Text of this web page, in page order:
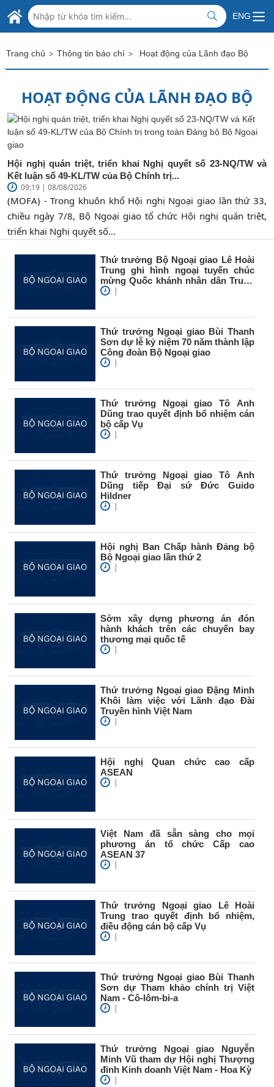
Skip to Main Content
BỘ NGOẠI GIAO VIỆT NAM
MINISTRY OF FOREIGN AFFAIRS
ENG
Trang chủ > Thông tin báo chí > Hoạt động của Lãnh đạo Bộ
HOẠT ĐỘNG CỦA LÃNH ĐẠO BỘ
Hội nghị quán triệt, triển khai Nghị quyết số 23-NQ/TW và
Kết luận số 49-KL/TW của Bộ Chính trị...
09:19 | 08/08/2026
(MOFA) - Trong khuôn khổ Hội nghị Ngoại giao lần thứ 33,
chiều ngày 7/8, Bộ Ngoại giao tổ chức Hội nghị quán triệt,
triển khai Nghị quyết số...
Thứ trưởng Bộ Ngoại giao Lê Hoài
Trung ghi hình ngoại tuyến chúc
mừng Quốc khánh nhân dân Trung
Quốc
|
Thứ trưởng Ngoại giao Bùi Thanh
Sơn dự lễ kỷ niệm 70 năm thành lập
Công đoàn Bộ Ngoại giao
|
Thứ trưởng Ngoại giao Tô Anh
Dũng trao quyết định bổ nhiệm cán
bộ cấp Vụ
|
Thứ trưởng Ngoại giao Tô Anh
Dũng tiếp Đại sứ Đức Guido
Hildner
|
Hội nghị Ban Chấp hành Đảng bộ
Bộ Ngoại giao lần thứ 2
|
Sớm xây dựng phương án đón
hành khách trên các chuyến bay
thương mại quốc tế
|
Thứ trưởng Ngoại giao Đặng Minh
Khôi làm việc với Lãnh đạo Đài
Truyền hình Việt Nam
|
Hội nghị Quan chức cao cấp
ASEAN
|
Việt Nam đã sẵn sàng cho mọi
phương án tổ chức Cấp cao
ASEAN 37
|
Thứ trưởng Ngoại giao Lê Hoài
Trung trao quyết định bổ nhiệm,
điều động cán bộ cấp Vụ
|
Thứ trưởng Ngoại giao Bùi Thanh
Sơn dự Tham khảo chính trị Việt
Nam - Cô-lôm-bi-a
|
Thứ trưởng Ngoại giao Nguyễn
Minh Vũ tham dự Hội nghị Thượng
đỉnh Kinh doanh Việt Nam - Hoa Kỳ
|